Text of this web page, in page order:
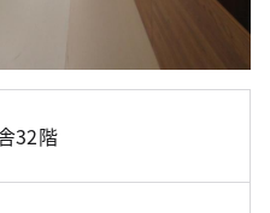
32階